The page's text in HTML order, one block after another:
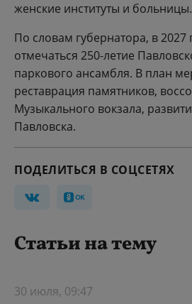
женские институты и больницы.
По словам губернатора, в 2027
отмечаться 250-летие
паркового ансамбля. В план
реставрация памятников,
Музыкального вокзала,
Павловска.
ПОДЕЛИТЬСЯ В СОЦСЕТЯХ
Статьи на тему
30 июля, 09:47